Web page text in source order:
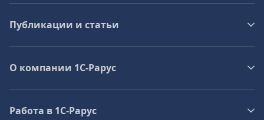
Публикации и статьи
О компании 1C-Рарус
Работа в 1С‑Рарус